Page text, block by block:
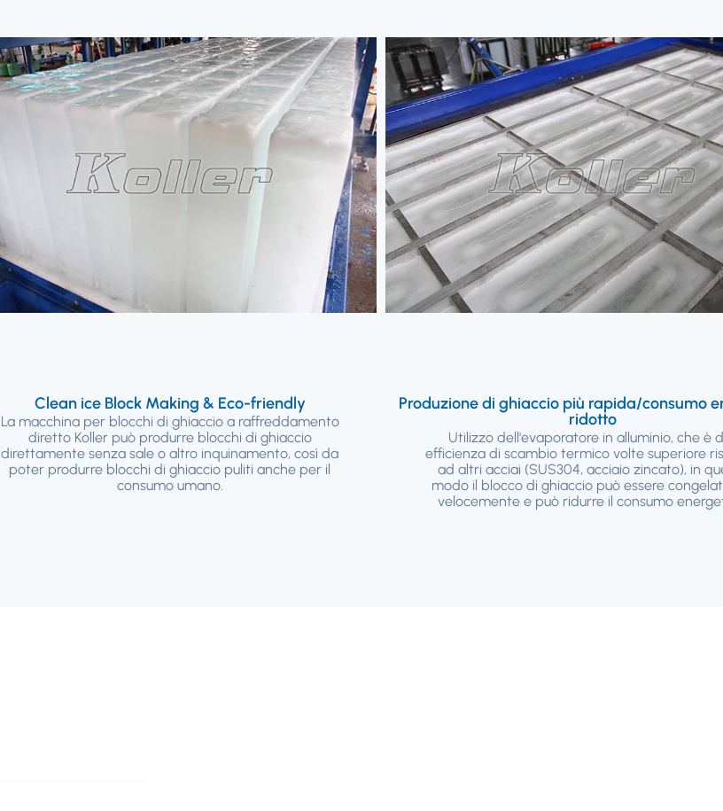
Clean ice Block Making & Eco-friendly
La macchina per blocchi di ghiaccio a raffreddamento
diretto Koller può produrre blocchi di ghiaccio
direttamente senza sale o altro inquinamento, così da
poter produrre blocchi di ghiaccio puliti anche per il
consumo umano.
Produzione di ghiaccio più rapida/consumo
ridotto
Utilizzo dell'evaporatore in alluminio, che è
efficienza di scambio termico volte superiore
ad altri acciai (SUS304, acciaio zincato), in
modo il blocco di ghiaccio può essere
velocemente e può ridurre il consumo